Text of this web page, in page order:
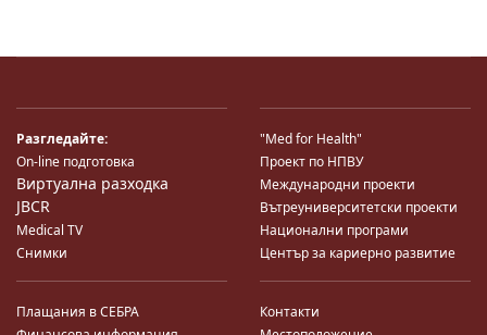
Разгледайте:
On-line подготовка
Виртуална разходка
JBCR
Medical TV
Снимки
"Med for Health"
Проект по НПВУ
Международни проекти
Вътреуниверситетски проекти
Национални програми
Център за кариерно развитие
Плащания в СЕБРА
Контакти